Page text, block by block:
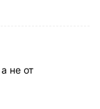
не от